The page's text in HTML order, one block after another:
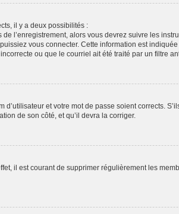
il y a deux possibilités :
l’enregistrement, alors vous devrez suivre les
vous connecter. Cette information est
ou que le courriel ait été traité par un filtre
et votre mot de passe soient corrects.
de son côté, et qu’il devra la corriger.
il est courant de supprimer régulièrement les